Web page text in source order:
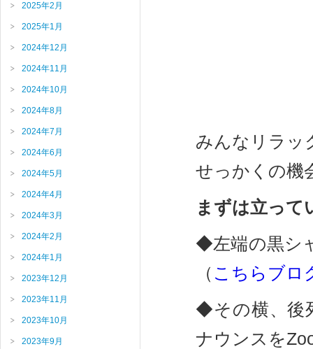
みんなリラッ
せっかくの機
まずは立って
◆左端の黒シ
（ こちらブロ
◆その横、後
ナウンスを
2025年2月
2025年1月
2024年12月
2024年11月
2024年10月
2024年8月
2024年7月
2024年6月
2024年5月
2024年4月
2024年3月
2024年2月
2024年1月
2023年12月
2023年11月
2023年10月
2023年9月